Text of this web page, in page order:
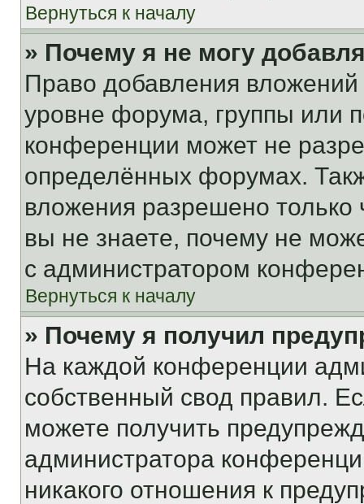
Вернуться к началу
» Почему я не могу
Право добавления
уровне форума, группы или
конференции может не
определённых форумах.
вложения разрешено
вы не знаете, почему не
с администратором
Вернуться к началу
» Почему я получил
На каждой конференции
собственный свод правил.
можете получить
администратора
никакого отношения к